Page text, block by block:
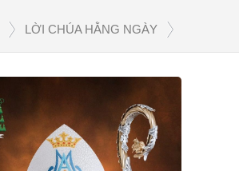
LỜI CHÚA HẰNG NGÀY